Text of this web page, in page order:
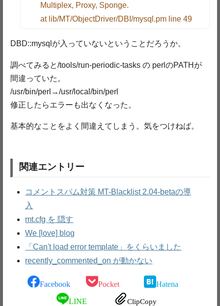
Multiplex, Proxy, Sponge.
at lib/MT/ObjectDriver/DBI/mysql.pm line 49
DBD::mysqlが入っていないということだろうか。
調べてみると/tools/run-periodic-tasks の perlのPATHが
間違っていた。
/usr/bin/perl→/usr/local/bin/perl
修正したらエラーも出なくなった。
基本的なことをよく間違えてしまう。気をつけねば。
関連エントリー
コメントスパム対策 MT-Blacklist 2.04-betaの導
入
mt.cfg を 隠す
We [love] blog
「Can't load error template」をくらいました
recently_commented_on が動かない
Facebook Pocket Hatena
LINE ClipCopy